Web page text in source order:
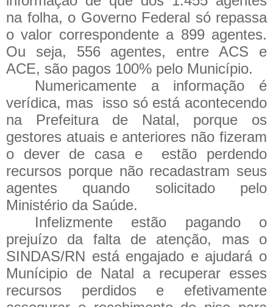
na folha, o Governo Federal só repassa
o valor correspondente a 899 agentes.
Ou seja, 556 agentes, entre ACS e
ACE, são pagos 100% pelo Município.
Numericamente a informação é
verídica, mas
isso só está acontecendo
na Prefeitura de Natal, porque os
gestores atuais e anteriores não fizeram
o dever de casa e
estão perdendo
recursos porque não recadastram seus
agentes quando solicitado pelo
Ministério da Saúde.
Infelizmente estão pagando o
prejuízo da falta de atenção, mas o
SINDAS/RN está engajado e ajudará o
Munícipio de Natal a recuperar esses
recursos perdidos e efetivamente